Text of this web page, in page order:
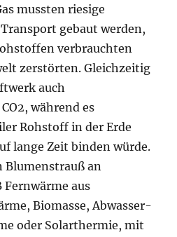
mussten riesige
gebaut werden,
verbrauchten
zerstörten. Gleichzeitig
auch
während es
Rohstoff in der Erde
lange Zeit binden würde.
Blumenstrauß an
aus
Biomasse, Abwasser-
oder Solarthermie, mit